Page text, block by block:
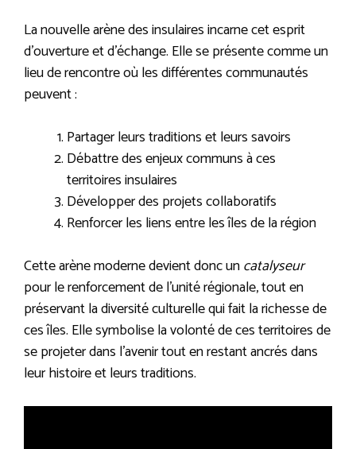
La nouvelle arène des insulaires incarne cet esprit
d’ouverture et d’échange. Elle se présente comme un
lieu de rencontre où les différentes communautés
peuvent :
Partager leurs traditions et leurs savoirs
Débattre des enjeux communs à ces
territoires insulaires
Développer des projets collaboratifs
Renforcer les liens entre les îles de la région
Cette arène moderne devient donc uncatalyseur
pour le renforcement de l’unité régionale, tout en
préservant la diversité culturelle qui fait la richesse de
ces îles. Elle symbolise la volonté de ces territoires de
se projeter dans l’avenir tout en restant ancrés dans
leur histoire et leurs traditions.